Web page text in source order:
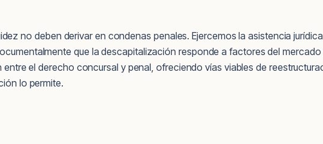
no deben derivar en condenas penales. Ejercemos la asistencia
que la descapitalización responde a factores del
el derecho concursal y penal, ofreciendo vías viables de
lo permite.